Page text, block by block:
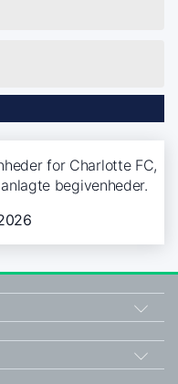
for Charlotte FC,
begivenheder.